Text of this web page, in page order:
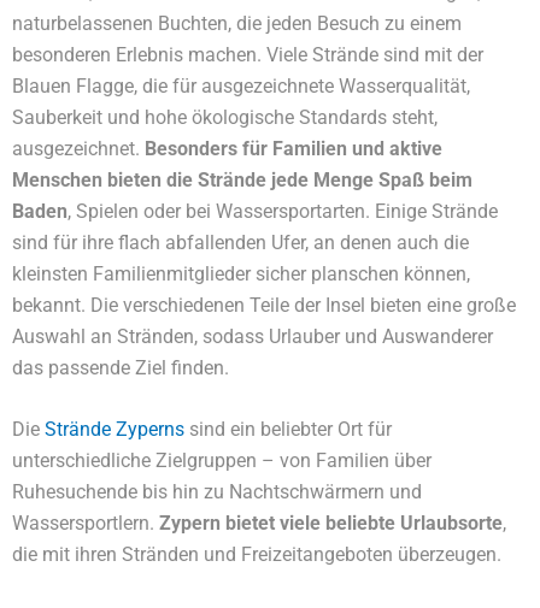
naturbelassenen Buchten, die jeden Besuch zu einem
besonderen Erlebnis machen. Viele Strände sind mit der
Blauen Flagge, die für ausgezeichnete Wasserqualität,
Sauberkeit und hohe ökologische Standards steht,
ausgezeichnet. Besonders für Familien und aktive
Menschen bieten die Strände jede Menge Spaß beim
Baden, Spielen oder bei Wassersportarten. Einige Strände
sind für ihre flach abfallenden Ufer, an denen auch die
kleinsten Familienmitglieder sicher planschen können,
bekannt. Die verschiedenen Teile der Insel bieten eine große
Auswahl an Stränden, sodass Urlauber und Auswanderer
das passende Ziel finden.
Die Strände Zyperns sind ein beliebter Ort für
unterschiedliche Zielgruppen – von Familien über
Ruhesuchende bis hin zu Nachtschwärmern und
Wassersportlern. Zypern bietet viele beliebte Urlaubsorte,
die mit ihren Stränden und Freizeitangeboten überzeugen.